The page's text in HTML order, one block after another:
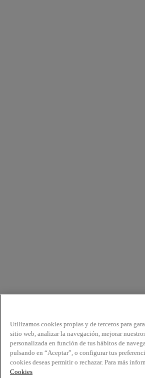
Utilizamos cookies propias y de terceros para
sitio web, analizar la navegación, mejorar
personalizada en función de tus hábitos de
pulsando en “Aceptar”, o configurar tus
cookies deseas permitir o rechazar. Para más
Cookies